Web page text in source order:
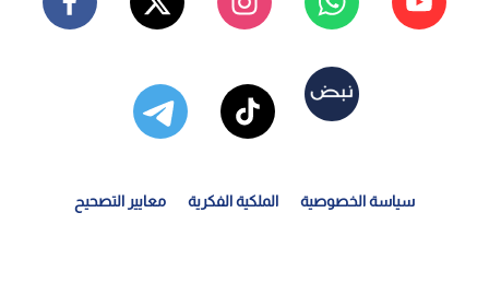
سياسة الخصوصية الملكية الفكرية معايير التصحيح